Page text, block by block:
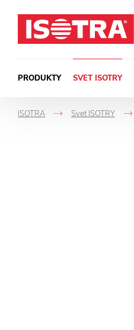
PRODUKTY SVET ISOTRY
ISOTRA
->
Svet ISOTRY